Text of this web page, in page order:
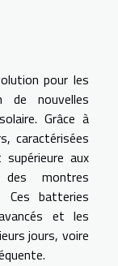
pour les
de nouvelles
Grâce à
caractérisées
aux
des montres
Ces batteries
et les
jours, voire